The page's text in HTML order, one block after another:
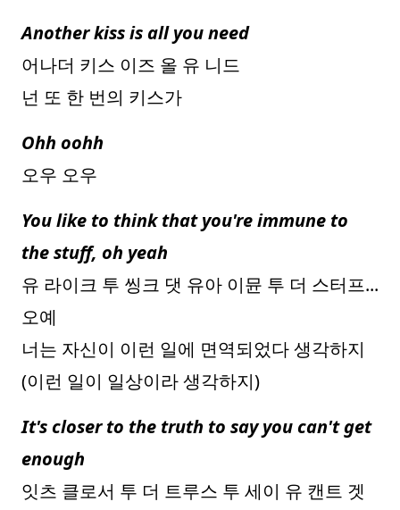
Another kiss is all you need
어나더 키스 이즈 올 유 니드
넌 또 한 번의 키스가
Ohh oohh
오우 오우
You like to think that you're immune to
the stuff, oh yeah
유 라이크 투 씽크 댓 유아 이뮨 투 더 스터프...
오예
너는 자신이 이런 일에 면역되었다 생각하지
(이런 일이 일상이라 생각하지)
It's closer to the truth to say you can't get
enough
잇츠 클로서 투 더 트루스 투 세이 유 캔트 겟